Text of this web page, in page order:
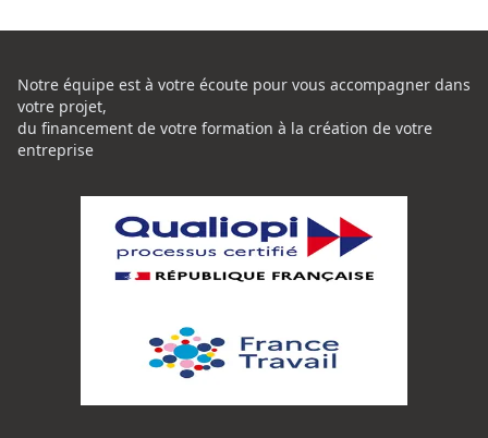
Notre équipe est à votre écoute pour vous accompagner dans
votre projet,
du financement de votre formation à la création de votre
entreprise